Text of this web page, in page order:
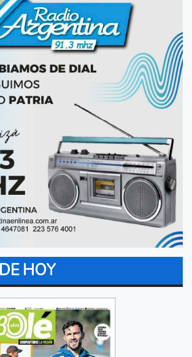
HOY